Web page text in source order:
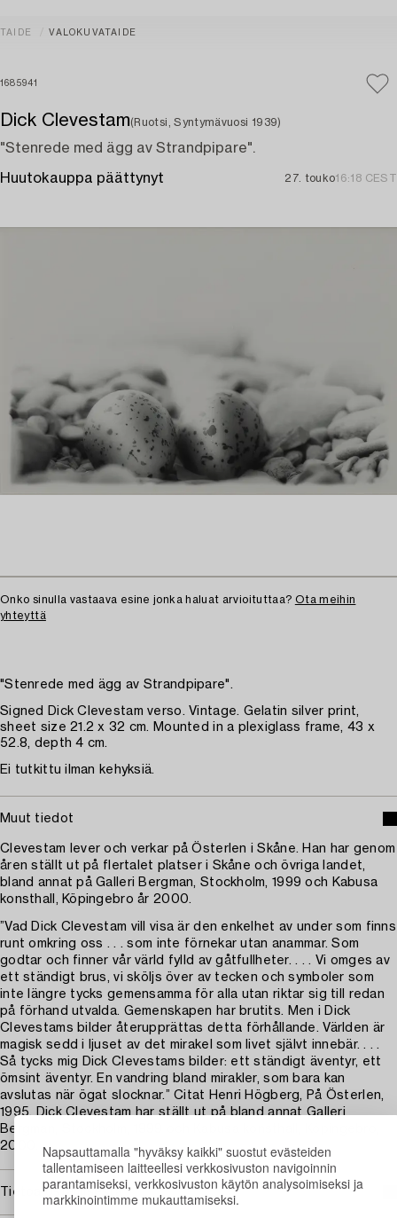
Napsauttamalla "hyväksy kaikki" suostut evästeiden
tallentamiseen laitteellesi verkkosivuston navigoinnin
parantamiseksi, verkkosivuston käytön analysoimiseksi ja
markkinointimme mukauttamiseksi.
TAIDE VALOKUVATAIDE
1685941
Dick Clevestam(Ruotsi, Syntymävuosi 1939)
"Stenrede med ägg av Strandpipare".
Huutokauppa päättynyt 27. touko16:18 CEST
Onko sinulla vastaava esine jonka haluat arvioituttaa? Ota meihin
yhteyttä
"Stenrede med ägg av Strandpipare".
Signed Dick Clevestam verso. Vintage. Gelatin silver print,
sheet size 21.2 x 32 cm. Mounted in a plexiglass frame, 43 x
52.8, depth 4 cm.
Ei tutkittu ilman kehyksiä.
Muut tiedot
Clevestam lever och verkar på Österlen i Skåne. Han har genom
åren ställt ut på flertalet platser i Skåne och övriga landet,
bland annat på Galleri Bergman, Stockholm, 1999 och Kabusa
konsthall, Köpingebro år 2000.
”Vad Dick Clevestam vill visa är den enkelhet av under som finns
runt omkring oss . . . som inte förnekar utan anammar. Som
godtar och finner vår värld fylld av gåtfullheter. . . . Vi omges av
ett ständigt brus, vi sköljs över av tecken och symboler som
inte längre tycks gemensamma för alla utan riktar sig till redan
på förhand utvalda. Gemenskapen har brutits. Men i Dick
Clevestams bilder återupprättas detta förhållande. Världen är
magisk sedd i ljuset av det mirakel som livet självt innebär. . . .
Så tycks mig Dick Clevestams bilder: ett ständigt äventyr, ett
ömsint äventyr. En vandring bland mirakler, som bara kan
avslutas när ögat slocknar.” Citat Henri Högberg, På Österlen,
1995. Dick Clevestam har ställt ut på bland annat Galleri
Bergman, Stockholm, 1999 och Kabusa konsthall, Köpingebro,
2000.
Tietoa ostamisesta